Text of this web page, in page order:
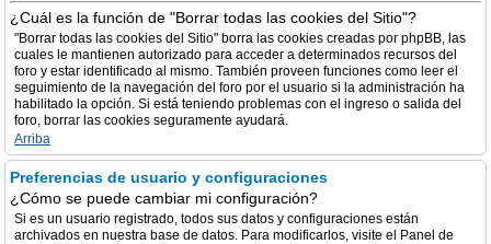
¿Cuál es la función de "Borrar todas las cookies del Sitio"?
"Borrar todas las cookies del Sitio" borra las cookies creadas por phpBB, las
cuales le mantienen autorizado para acceder a determinados recursos del
foro y estar identificado al mismo. También proveen funciones como leer el
seguimiento de la navegación del foro por el usuario si la administración ha
habilitado la opción. Si está teniendo problemas con el ingreso o salida del
foro, borrar las cookies seguramente ayudará.
Arriba
Preferencias de usuario y configuraciones
¿Cómo se puede cambiar mi configuración?
Si es un usuario registrado, todos sus datos y configuraciones están
archivados en nuestra base de datos. Para modificarlos, visite el Panel de